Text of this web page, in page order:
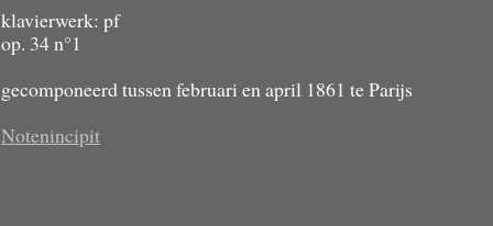
klavierwerk: pf
op. 34 n°1
gecomponeerd tussen februari en april 1861 te Parijs
Notenincipit